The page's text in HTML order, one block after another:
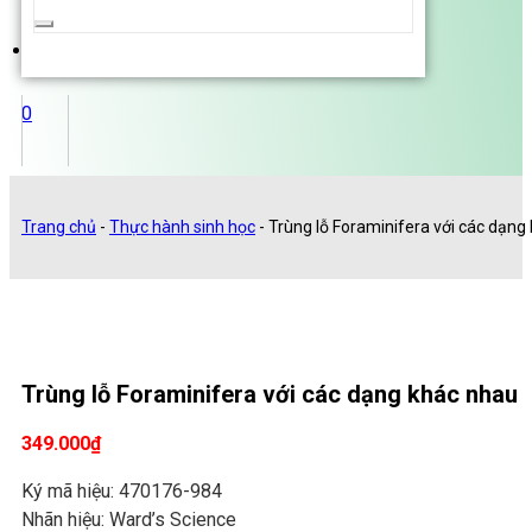
...
0
Trang chủ - Thực hành sinh học - Trùng lỗ Foraminifera với các dạng
Trùng lỗ Foraminifera với các dạng khác nhau
349.000₫
Ký mã hiệu: 470176-984
Nhãn hiệu: Ward’s Science